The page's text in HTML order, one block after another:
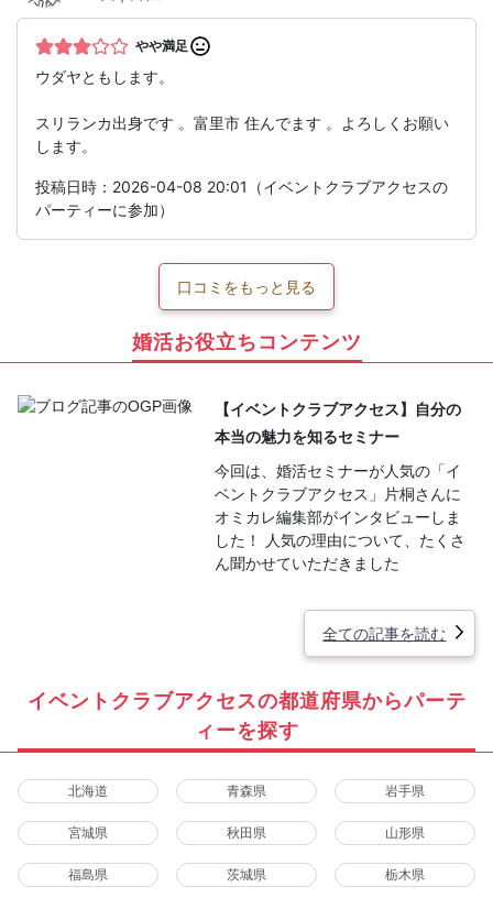
やや満足
ウダヤともします。
スリランカ出身です 。富里市 住んでます 。よろしくお願い
します。
投稿日時：2026-04-08 20:01（イベントクラブアクセスの
パーティーに参加）
口コミをもっと見る
婚活お役立ちコンテンツ
【イベントクラブアクセス】自分の
本当の魅力を知るセミナー
今回は、婚活セミナーが人気の「イ
ベントクラブアクセス」片桐さんに
オミカレ編集部がインタビューしま
した！ 人気の理由について、たくさ
ん聞かせていただきました
全ての記事を読む
イベントクラブアクセスの都道府県からパーテ
ィーを探す
北海道 青森県 岩手県
宮城県 秋田県 山形県
福島県 茨城県 栃木県